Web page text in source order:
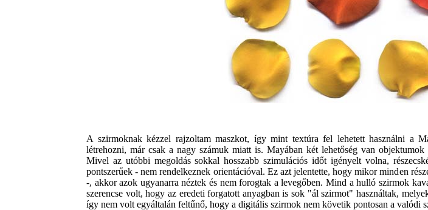
A szirmoknak kézzel rajzoltam maszkot, így mint textúra fel lehetett használni a
létrehozni, már csak a nagy számuk miatt is. Mayában két lehetőség van
Mivel az utóbbi megoldás sokkal hosszabb szimulációs időt igényelt volna,
pontszerűek - nem rendelkeznek orientációval. Ez azt jelentette, hogy mikor minden
-, akkor azok ugyanarra néztek és nem forogtak a levegőben. Mind a hulló szirmok
szerencse volt, hogy az eredeti forgatott anyagban is sok "ál szirmot" használtak,
így nem volt egyáltalán feltűnő, hogy a digitális szirmok nem követik pontosan a valódi